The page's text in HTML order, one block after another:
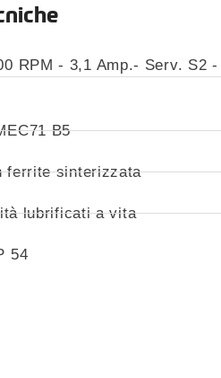
RPM - 3,1 Amp.- Serv. S2 -
B5
ferrite sinterizzata
lubrificati a vita
54